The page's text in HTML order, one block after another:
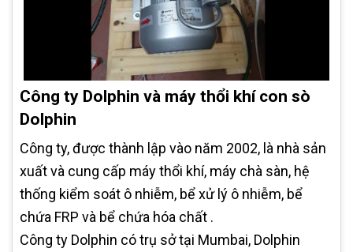
Công ty Dolphin và máy thổi khí con sò
Dolphin
Công ty, được thành lập vào năm 2002, là nhà sản
xuất và cung cấp máy thổi khí, máy chà sàn, hệ
thống kiểm soát ô nhiễm, bể xử lý ô nhiễm, bể
chứa FRP và bể chứa hóa chất .
Công ty Dolphin có trụ sở tại Mumbai, Dolphin